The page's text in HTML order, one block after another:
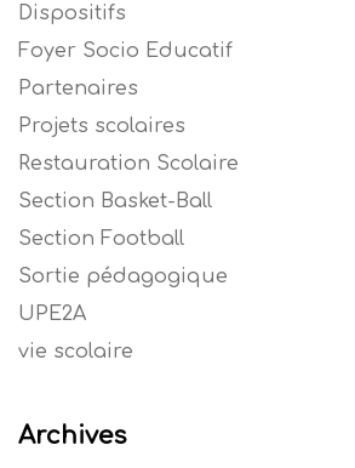
Dispositifs
Foyer Socio Educatif
Partenaires
Projets scolaires
Restauration Scolaire
Section Basket-Ball
Section Football
Sortie pédagogique
UPE2A
vie scolaire
Archives